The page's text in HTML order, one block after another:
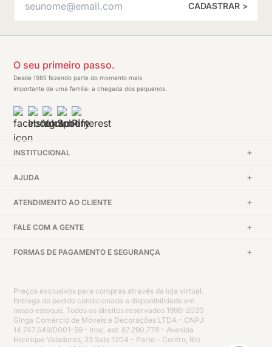
CADASTRAR >
O seu primeiro passo.
Desde 1985 fazendo parte do momento mais
importante de uma família: a chegada dos pequenos.
INSTITUCIONAL
AJUDA
ATENDIMENTO AO CLIENTE
FALE COM A GENTE
FORMAS DE PAGAMENTO E SEGURANÇA
Preços exclusivos para compras através da loja virtual.
Entrega do pedido condicionada a disponibilidade em
nosso estoque. Todos os direitos reservados 1996-2020
Ginga Comércio de Móveis e Decorações LTDA - CNPJ:
14.747.549/0001-59 - Insc. est: 87.290.778 - Avenida
Henrique Valadares, 23 Sala 1204 - Parte - Centro, Rio